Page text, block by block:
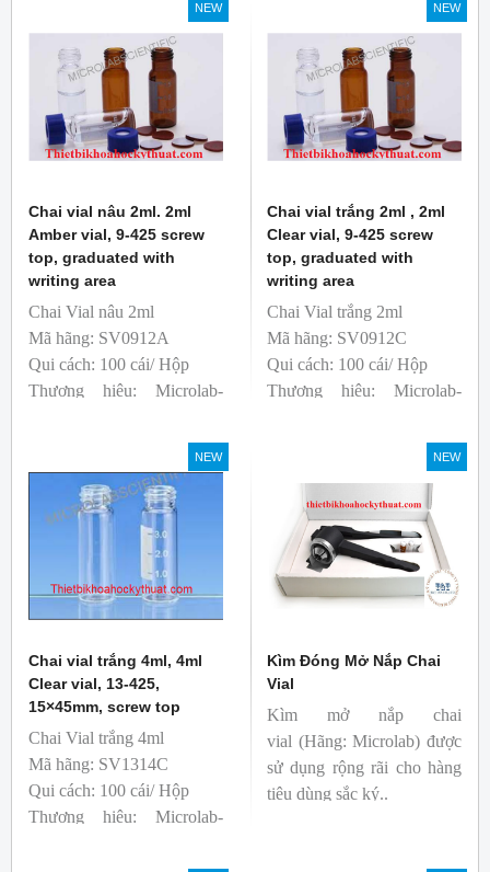
T&T phân phối độc quyền
NEW
Chai vial nâu 2ml. 2ml
Amber vial, 9-425 screw
top, graduated with
writing area
Chai Vial nâu 2ml
Mã hãng: SV0912A
Qui cách: 100 cái/ Hộp
Thương hiệu: Microlab-
T&T phân phối độc quyền
NEW
Chai vial trắng 2ml , 2ml
Clear vial, 9-425 screw
top, graduated with
writing area
Chai Vial trắng 2ml
Mã hãng: SV0912C
Qui cách: 100 cái/ Hộp
Thương hiệu: Microlab-
T&T phân phối độc quyền
NEW
Chai vial trắng 4ml, 4ml
Clear vial, 13-425,
15×45mm, screw top
Chai Vial trắng 4ml
Mã hãng: SV1314C
Qui cách: 100 cái/ Hộp
Thương hiệu: Microlab-
NEW
Kìm Đóng Mở Nắp Chai
Vial
Kìm mở nắp chai
vial (Hãng: Microlab) được
sử dụng rộng rãi cho hàng
tiêu dùng sắc ký..